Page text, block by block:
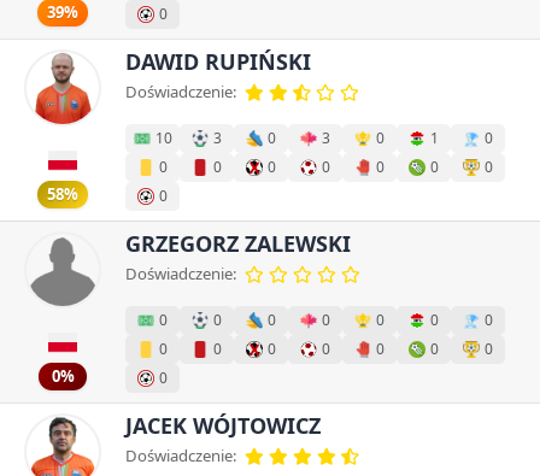
39%
0
58%
DAWID RUPIŃSKI
Doświadczenie:
10 3 0 3 0 1
0
0
0 0 0 0 0
0
0
0%
GRZEGORZ ZALEWSKI
Doświadczenie:
0 0 0 0 0 0
0
0
0 0 0 0 0
0
0
JACEK WÓJTOWICZ
Doświadczenie: